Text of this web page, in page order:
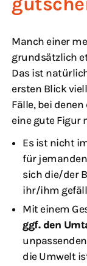
Manch einer
grundsätzlich
Das ist
ersten Blick
Fälle, bei
eine gute Figur
Es ist nicht
für
sich die/der
ihr/ihm
Mit einem
ggf. den
die Umwelt